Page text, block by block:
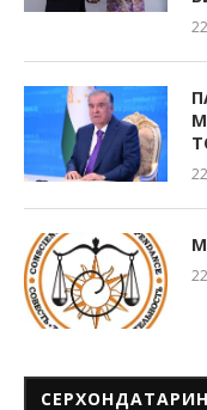
СЕРХОНДАТАРИН